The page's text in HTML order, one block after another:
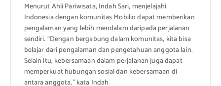
Menurut Ahli Pariwisata, Indah Sari, menjelajahi
Indonesia dengan komunitas Mobilio dapat memberikan
pengalaman yang lebih mendalam daripada perjalanan
sendiri. “Dengan bergabung dalam komunitas, kita bisa
belajar dari pengalaman dan pengetahuan anggota lain.
Selain itu, kebersamaan dalam perjalanan juga dapat
memperkuat hubungan sosial dan kebersamaan di
antara anggota,” kata Indah.